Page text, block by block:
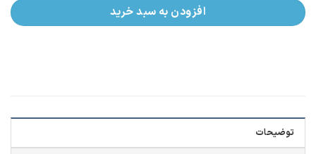
افزودن به سبد خرید
توضیحات